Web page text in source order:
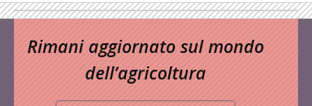
Rimani aggiornato sul mondo
dell’agricoltura